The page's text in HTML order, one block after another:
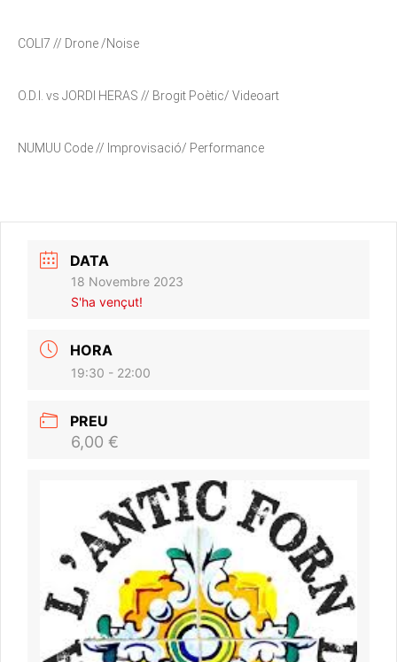
COLI7 // Drone /Noise
O.D.I. vs JORDI HERAS // Brogit Poètic/ Videoart
NUMUU Code // Improvisació/ Performance
DATA
18 Novembre 2023
S'ha vençut!
HORA
19:30 - 22:00
PREU
6,00 €